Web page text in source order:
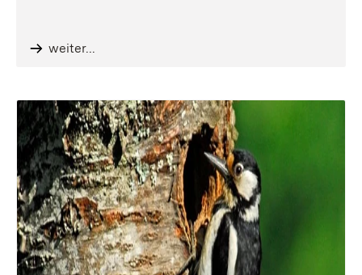
weiter...